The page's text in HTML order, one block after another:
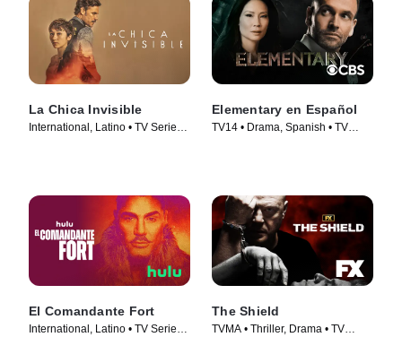
La Chica Invisible
International, Latino • TV Series
Elementary en Español
TV14 • Drama, Spanish • TV
El Comandante Fort
International, Latino • TV Series
The Shield
TVMA • Thriller, Drama • TV